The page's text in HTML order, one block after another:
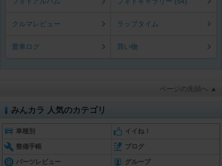
クルマレビュー ラップタイム
愛車ログ 買い物
ページの先頭へ ▲
みんカラ 人気のカテゴリ
車種別 イイね！
整備手帳 ブログ
パーツレビュー グループ